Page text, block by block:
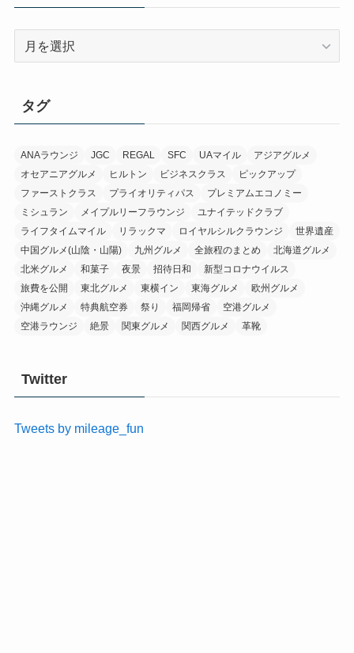
ブ
タグ
ANAラウンジ JGC REGAL SFC UAマイル
アジアグルメ
オセアニアグルメ
ヒルトン ビジネスクラス
ピックアップ
ファーストクラス
プライオリティパス
プレミアムエコノミー
ミシュラン
メイプルリーフラウンジ
ユナイテッドクラブ
ライフタイムマイル
リラックマ ロイヤルシルクラウンジ
世界遺産
中国グルメ(山陰・山陽)
九州グルメ 全旅程のまとめ
北海道グルメ
北米グルメ
和菓子 夜景 招待日和
新型コロナウイルス
旅費を公開
東北グルメ 東横イン 東海グルメ
欧州グルメ
沖縄グルメ
特典航空券 祭り 福岡帰省
空港グルメ
空港ラウンジ
絶景 関東グルメ 関西グルメ 革靴
Twitter
Tweets by mileage_fun